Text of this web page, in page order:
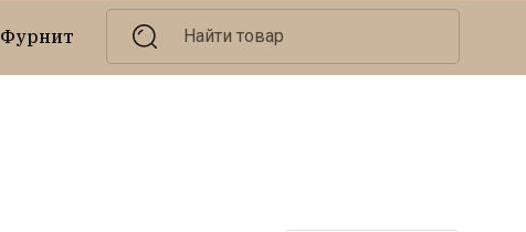
Фурнитура для игрушекНайти товар